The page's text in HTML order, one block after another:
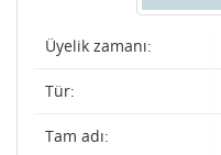
Üyelik zamanı:
Tür:
Tam adı: